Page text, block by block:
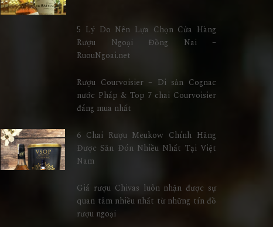
5 Lý Do Nên Lựa Chọn Cửa Hàng
Rượu Ngoại Đồng Nai –
RuouNgoai.net
Rượu Courvoisier – Di sản Cognac
nước Pháp & Top 7 chai Courvoisier
đáng mua nhất
6 Chai Rượu Meukow Chính Hãng
Được Săn Đón Nhiều Nhất Tại Việt
Nam
Giá rượu Chivas luôn nhận được sự
quan tâm nhiều nhất từ những tín đồ
rượu ngoại